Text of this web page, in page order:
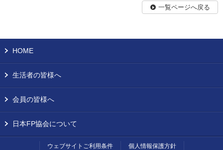
一覧ページへ戻る
HOME
生活者の皆様へ
会員の皆様へ
日本FP協会について
ウェブサイトご利用条件 個人情報保護方針